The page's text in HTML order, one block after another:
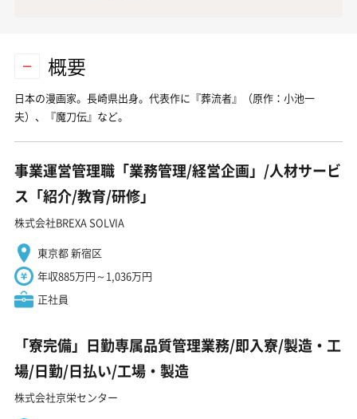
概要
日本の漫画家。長崎県出身。代表作に『葬流者』（原作：小池一
夫）、『魔刀伝』など。
事業運営管理職「業務管理/経営企画」/人材サービ
ス「紹介/教育/研修」
株式会社BREXA SOLVIA
東京都 新宿区
年収885万円～1,036万円
正社員
「寮完備」日勤専属品質管理業務/即入寮/製造・工
場/日勤/日払い/工場・製造
株式会社京栄センター